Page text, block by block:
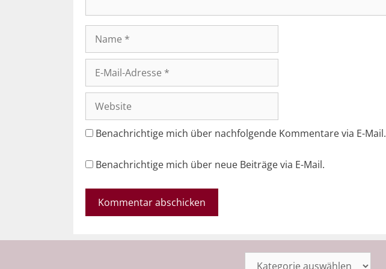
Mail-
Adresse
Website
Benachrichtige mich über nachfolgende Kommentare via E-Mail.
Benachrichtige mich über neue Beiträge via E-Mail.
Kategorien